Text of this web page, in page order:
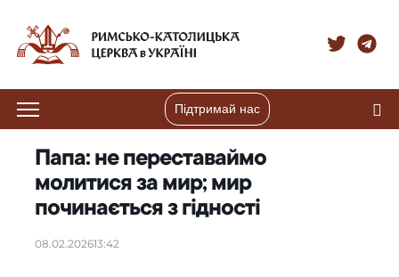
Підтримай нас
Папа: не переставаймо
молитися за мир; мир
починається з гідності
08.02.202613:42